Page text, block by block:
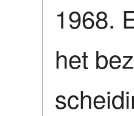
1968.
het